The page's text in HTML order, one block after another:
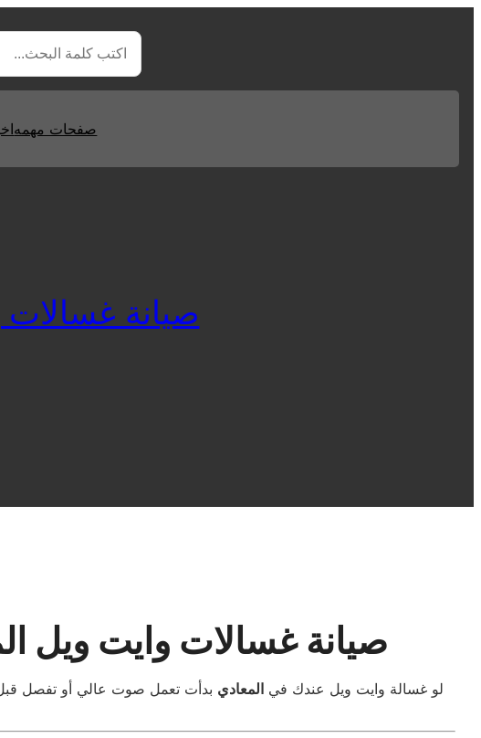
صفحات مهمه
صيانة غسالات وايت
صيانة غسالات وايت ويل
لو غسالة وايت ويل عندك فيالمعادي بدأت تعمل صوت عالي أو تفصل قبل